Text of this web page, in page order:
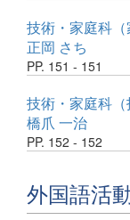
技術・家庭科
正岡 さち
PP. 151 - 151
技術・家庭科
橋爪 一治
PP. 152 - 152
外国語活